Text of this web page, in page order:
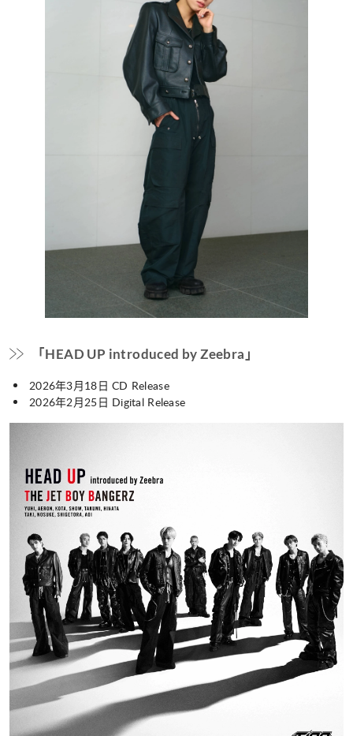
「HEAD UP introduced by Zeebra」
2026年3月18日 CD Release
2026年2月25日 Digital Release